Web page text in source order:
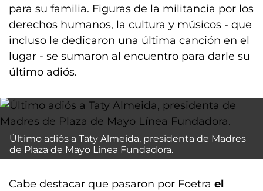
para su familia. Figuras de la militancia por los
derechos humanos, la cultura y músicos - que
incluso le dedicaron una última canción en el
lugar - se sumaron al encuentro para darle su
último adiós.
Último adiós a Taty Almeida, presidenta de Madres
de Plaza de Mayo Línea Fundadora.
Cabe destacar que pasaron por Foetra el